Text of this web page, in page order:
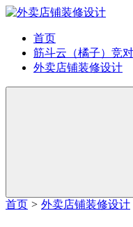
首页
筋斗云（橘子）竞
外卖店铺装修设计
首页 > 外卖店铺装修设计